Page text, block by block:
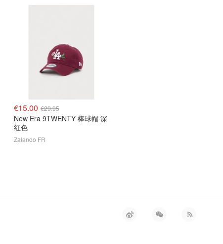
€15.00 €29.95
New Era 9TWENTY 棒球帽 深
红色
Zalando FR